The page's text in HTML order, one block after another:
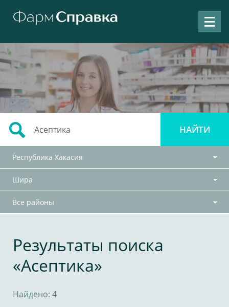
Республика Хакасия
Шира
Все районы
Результаты поиска
«Асептика»
Найдено: 4